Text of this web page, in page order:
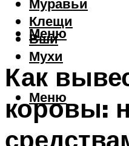
Муравьи
Клещи
Вши
Мухи
Меню
Меню
Как
коровы: